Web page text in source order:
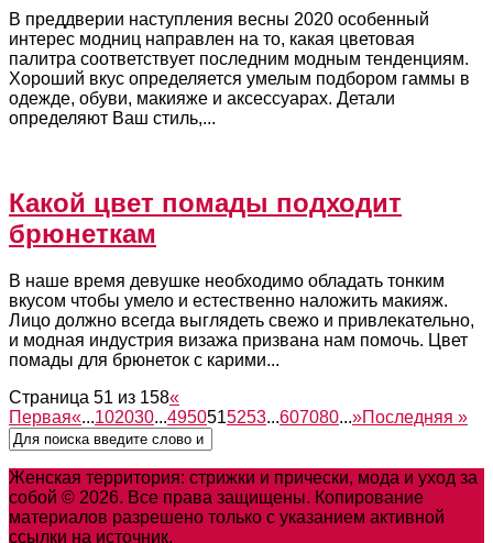
В преддверии наступления весны 2020 особенный
интерес модниц направлен на то, какая цветовая
палитра соответствует последним модным тенденциям.
Хороший вкус определяется умелым подбором гаммы в
одежде, обуви, макияже и аксессуарах. Детали
определяют Ваш стиль,...
Какой цвет помады подходит
брюнеткам
В наше время девушке необходимо обладать тонким
вкусом чтобы умело и естественно наложить макияж.
Лицо должно всегда выглядеть свежо и привлекательно,
и модная индустрия визажа призвана нам помочь. Цвет
помады для брюнеток с карими...
Страница 51 из 158«
Первая«...102030...4950515253...607080...»Последняя »
Женская территория: стрижки и прически, мода и уход за
собой © 2026. Все права защищены. Копирование
материалов разрешено только с указанием активной
ссылки на источник.